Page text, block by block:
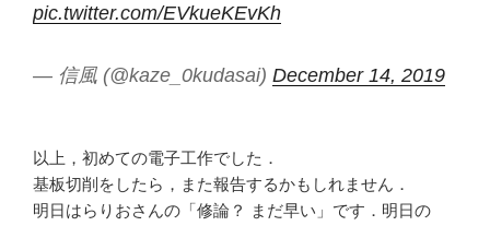
pic.twitter.com/EVkueKEvKh
— 信風 (@kaze_0kudasai) December 14, 2019
以上，初めての電子工作でした．
基板切削をしたら，また報告するかもしれません．
明日はらりおさんの「修論？ まだ早い」です．明日の